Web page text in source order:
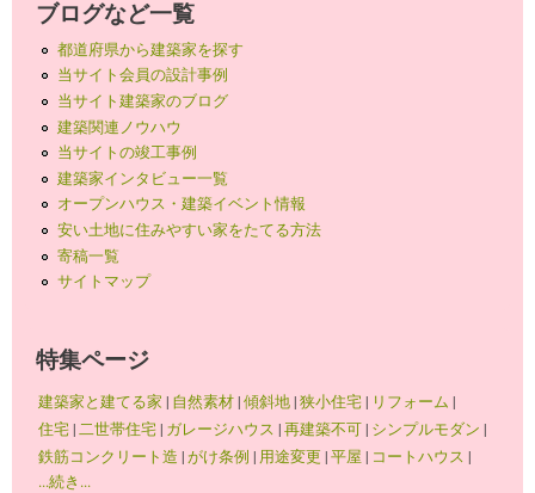
ブログなど一覧
都道府県から建築家を探す
当サイト会員の設計事例
当サイト建築家のブログ
建築関連ノウハウ
当サイトの竣工事例
建築家インタビュー一覧
オープンハウス・建築イベント情報
安い土地に住みやすい家をたてる方法
寄稿一覧
サイトマップ
特集ページ
建築家と建てる家 | 自然素材|傾斜地|狭小住宅| リフォーム |
住宅| 二世帯住宅| ガレージハウス |再建築不可| シンプルモダン |
鉄筋コンクリート造 |がけ条例 | 用途変更 |平屋 | コートハウス |
...続き...